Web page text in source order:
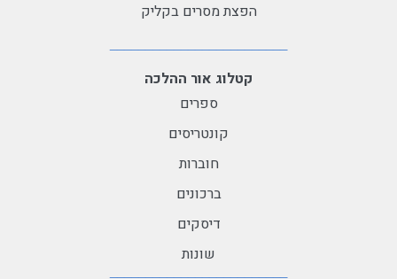
הפצת מסרים בקליק
קטלוג אור ההלכה
ספרים
קונטריסים
חוברות
ברכונים
דיסקים
שונות